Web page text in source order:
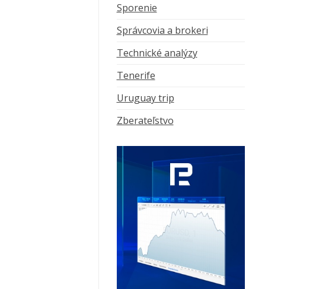
Sporenie
Správcovia a brokeri
Technické analýzy
Tenerife
Uruguay trip
Zberateľstvo